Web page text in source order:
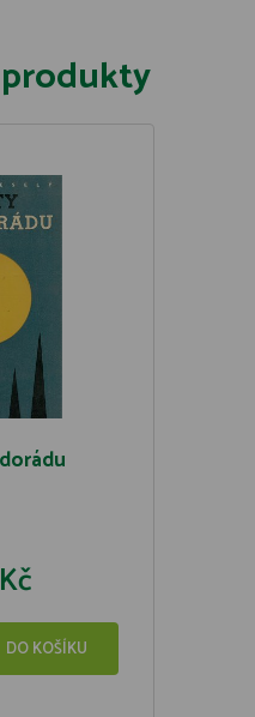
DO KOŠÍKU